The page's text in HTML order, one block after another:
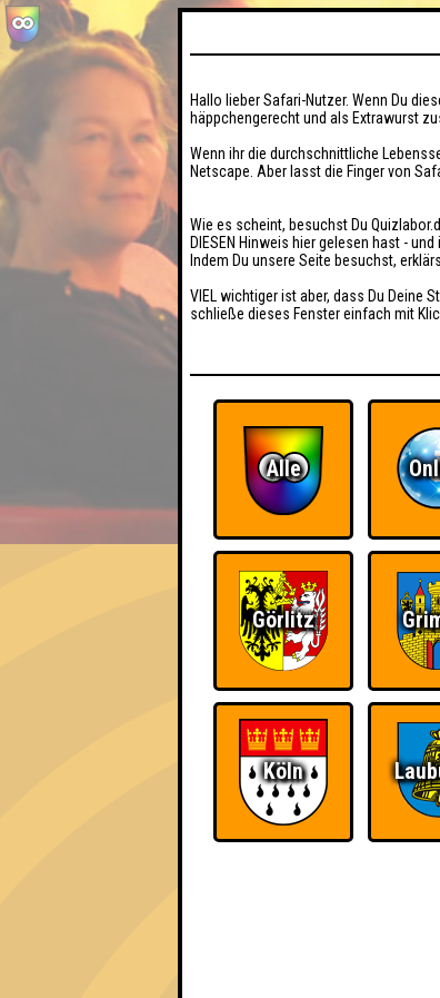
Die Zwei Halbwissen
Errungenschaften
Kleiner Hinweis: bei uns sind
für diese auch Errungenschaften
Hallo lieber Safari-Nutzer. Wenn Du
häppchengerecht und als Extrawurst
Wenn ihr die durchschnittliche
Netscape. Aber lasst die Finger von
Wie es scheint, besuchst Du
DIESEN Hinweis hier gelesen hast -
Indem Du unsere Seite besuchst,
VIEL wichtiger ist aber, dass Du Deine
schließe dieses Fenster einfach mit
Alle
Görlitz
Köln